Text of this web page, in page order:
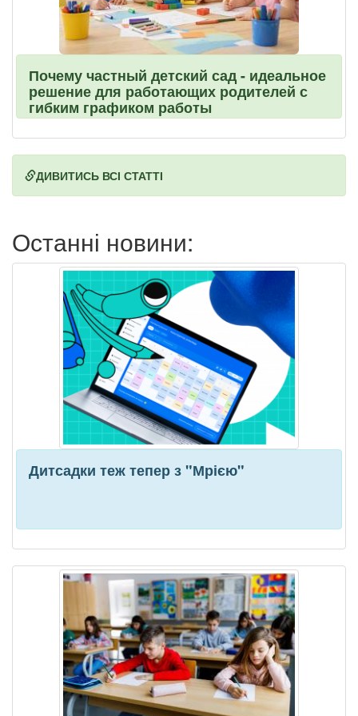
Почему частный детский сад - идеальное
решение для работающих родителей с
гибким графиком работы
ДИВИТИСЬ ВСІ СТАТТІ
Останні новини:
Дитсадки теж тепер з "Мрією"